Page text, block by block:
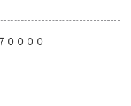
００００